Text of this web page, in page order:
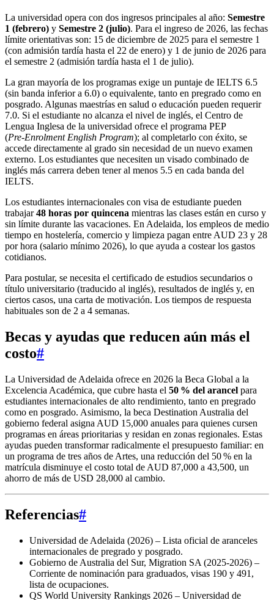
La universidad opera con dos ingresos principales al año: Semestre
1 (febrero) y Semestre 2 (julio). Para el ingreso de 2026, las fechas
límite orientativas son: 15 de diciembre de 2025 para el semestre 1
(con admisión tardía hasta el 22 de enero) y 1 de junio de 2026 para
el semestre 2 (admisión tardía hasta el 1 de julio).
La gran mayoría de los programas exige un puntaje de IELTS 6.5
(sin banda inferior a 6.0) o equivalente, tanto en pregrado como en
posgrado. Algunas maestrías en salud o educación pueden requerir
7.0. Si el estudiante no alcanza el nivel de inglés, el Centro de
Lengua Inglesa de la universidad ofrece el programa PEP
(Pre‑Enrolment English Program); al completarlo con éxito, se
accede directamente al grado sin necesidad de un nuevo examen
externo. Los estudiantes que necesiten un visado combinado de
inglés más carrera deben tener al menos 5.5 en cada banda del
IELTS.
Los estudiantes internacionales con visa de estudiante pueden
trabajar48 horas por quincena mientras las clases están en curso y
sin límite durante las vacaciones. En Adelaida, los empleos de medio
tiempo en hostelería, comercio y limpieza pagan entre AUD 23 y 28
por hora (salario mínimo 2026), lo que ayuda a costear los gastos
cotidianos.
Para postular, se necesita el certificado de estudios secundarios o
título universitario (traducido al inglés), resultados de inglés y, en
ciertos casos, una carta de motivación. Los tiempos de respuesta
habituales son de 2 a 4 semanas.
Becas y ayudas que reducen aún más el
costo#
La Universidad de Adelaida ofrece en 2026 la Beca Global a la
Excelencia Académica, que cubre hasta el 50 % del arancel para
estudiantes internacionales de alto rendimiento, tanto en pregrado
como en posgrado. Asimismo, la beca Destination Australia del
gobierno federal asigna AUD 15,000 anuales para quienes cursen
programas en áreas prioritarias y residan en zonas regionales. Estas
ayudas pueden transformar radicalmente el presupuesto familiar: en
un programa de tres años de Artes, una reducción del 50 % en la
matrícula disminuye el costo total de AUD 87,000 a 43,500, un
ahorro de más de USD 28,000 al cambio.
Referencias#
Universidad de Adelaida (2026) – Lista oficial de aranceles
internacionales de pregrado y posgrado.
Gobierno de Australia del Sur, Migration SA (2025‑2026) –
Corriente de nominación para graduados, visas 190 y 491,
lista de ocupaciones.
QS World University Rankings 2026 – Universidad de